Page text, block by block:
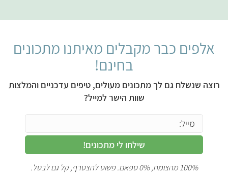
אלפים כבר מקבלים מאיתנו מתכונים
בחינם!
רוצה שנשלח גם לך מתכונים מעולים, טיפים עדכניים והמלצות
שוות הישר למייל?
שילחו לי מתכונים!
100% מהצומח, 0% ספאם. פשוט להצטרף, קל גם לבטל.